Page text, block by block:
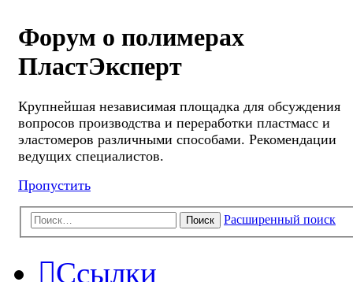
Форум о полимерах
ПластЭксперт
Крупнейшая независимая площадка для обсуждения
вопросов производства и переработки пластмасс и
эластомеров различными способами. Рекомендации
ведущих специалистов.
Пропустить
Поиск Расширенный поиск
Ссылки